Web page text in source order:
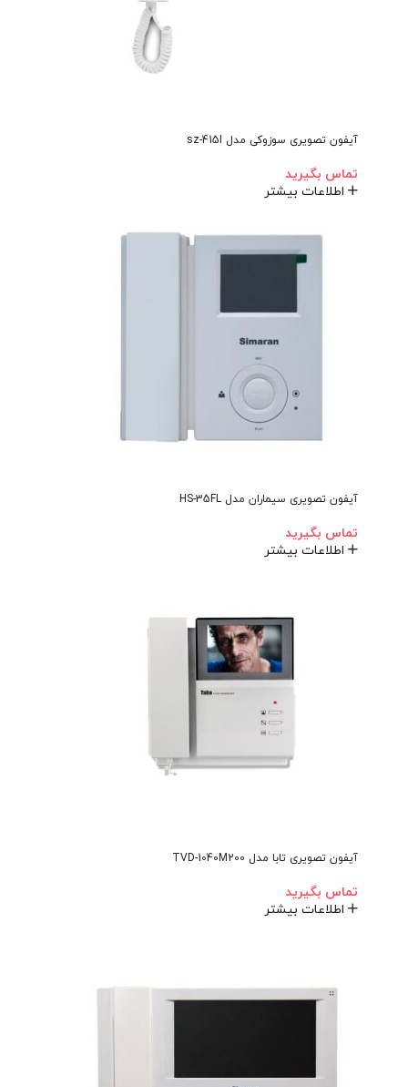
آیفون تصویری سوزوکی مدل sz-415I
تماس بگیرید
اطلاعات بیشتر
آیفون تصویری سیماران مدل HS-35FL
تماس بگیرید
اطلاعات بیشتر
آیفون تصویری تابا مدل TVD-1040M200
تماس بگیرید
اطلاعات بیشتر